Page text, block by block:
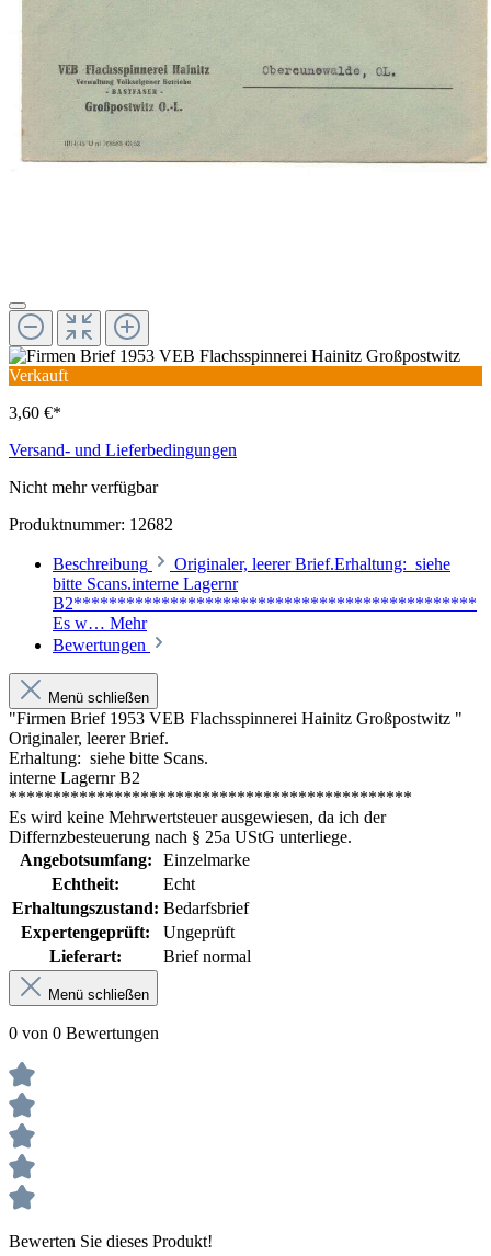
Verkauft
3,60 €*
Versand- und Lieferbedingungen
Nicht mehr verfügbar
Produktnummer: 12682
Beschreibung
Originaler, leerer Brief.Erhaltung: siehe
bitte Scans.interne Lagernr
B2**********************************************
Es w… Mehr
Bewertungen
Menü schließen
"Firmen Brief 1953 VEB Flachsspinnerei Hainitz Großpostwitz "
Originaler, leerer Brief.
Erhaltung: siehe bitte Scans.
interne Lagernr B2
**********************************************
Es wird keine Mehrwertsteuer ausgewiesen, da ich der
Differnzbesteuerung nach § 25a UStG unterliege.
Angebotsumfang:
Einzelmarke
Echtheit:
Echt
Erhaltungszustand: Bedarfsbrief
Expertengeprüft:
Ungeprüft
Lieferart:
Brief normal
Menü schließen
0 von 0 Bewertungen
Bewerten Sie dieses Produkt!